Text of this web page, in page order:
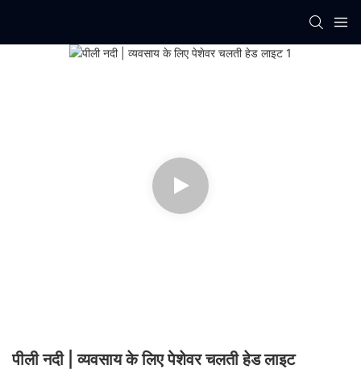
पीली नदी | व्यवसाय के लिए पेशेवर चलती हेड लाइट